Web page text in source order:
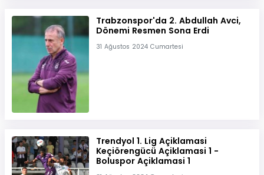
Trabzonspor'da 2. Abdullah Avci,
Dönemi Resmen Sona Erdi
31 Ağustos 2024 Cumartesi
Trendyol 1. Lig Açiklamasi
Keçiörengücü Açiklamasi 1 -
Boluspor Açiklamasi 1